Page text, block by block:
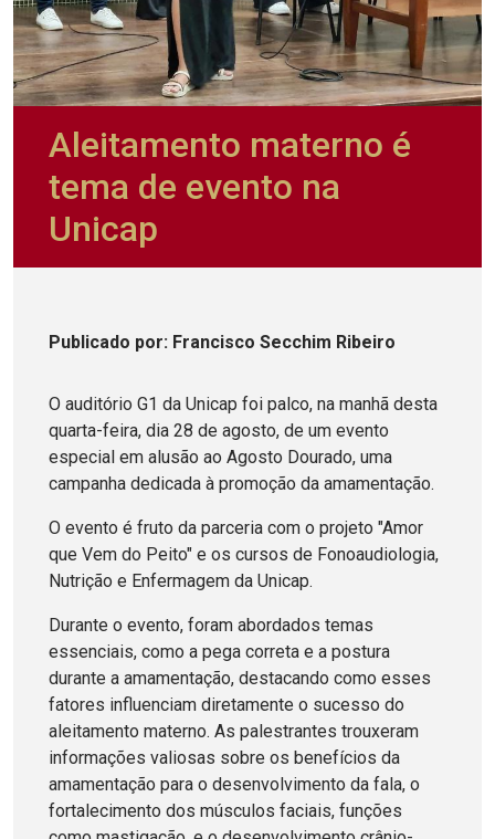
Aleitamento materno é
tema de evento na
Unicap
Publicado por: Francisco Secchim Ribeiro
O auditório G1 da Unicap foi palco, na manhã desta
quarta-feira, dia 28 de agosto, de um evento
especial em alusão ao Agosto Dourado, uma
campanha dedicada à promoção da amamentação.
O evento é fruto da parceria com o projeto "Amor
que Vem do Peito" e os cursos de Fonoaudiologia,
Nutrição e Enfermagem da Unicap.
Durante o evento, foram abordados temas
essenciais, como a pega correta e a postura
durante a amamentação, destacando como esses
fatores influenciam diretamente o sucesso do
aleitamento materno. As palestrantes trouxeram
informações valiosas sobre os benefícios da
amamentação para o desenvolvimento da fala, o
fortalecimento dos músculos faciais, funções